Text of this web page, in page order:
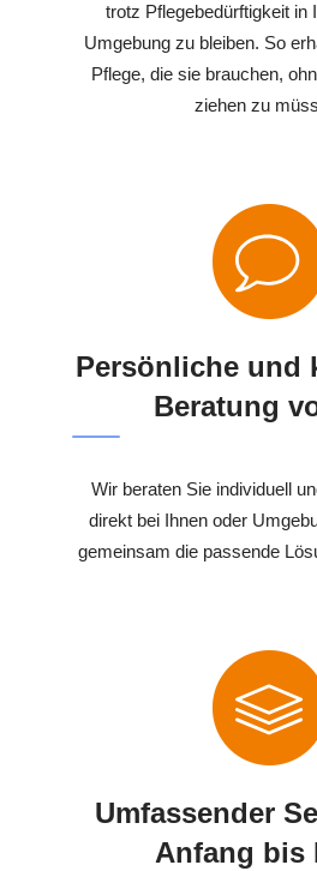
trotz Pflegebedürftigkeit in
Umgebung zu bleiben. So
Pflege, die sie brauchen,
ziehen zu
Persönliche und
Beratung
Wir beraten Sie individuell
direkt bei Ihnen oder
gemeinsam die passende
Umfassender
Anfang bis